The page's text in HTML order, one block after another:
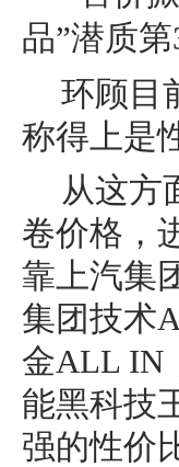
环顾目
称得上是
从这方
卷价格，
靠上汽集
集团技术
金ALL IN
能黑科技
强的性价